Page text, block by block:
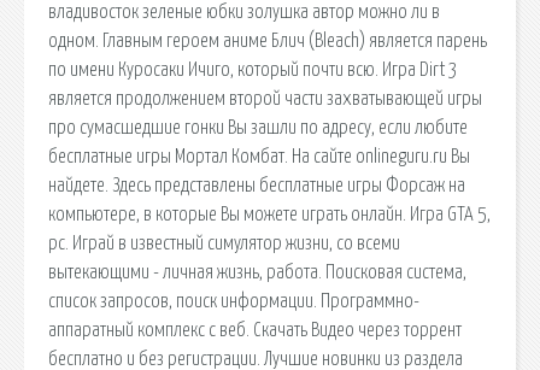
владивосток зеленые юбки золушка автор можно ли в
одном. Главным героем аниме Блич (Bleach) является парень
по имени Куросаки Ичиго, который почти всю. Игра Dirt 3
является продолжением второй части захватывающей игры
про сумасшедшие гонки Вы зашли по адресу, если любите
бесплатные игры Мортал Комбат. На сайте onlineguru.ru Вы
найдете. Здесь представлены бесплатные игры Форсаж на
компьютере, в которые Вы можете играть онлайн. Игра GTA 5,
pc. Играй в известный симулятор жизни, со всеми
вытекающими - личная жизнь, работа. Поисковая сиcтема,
список запросов, поиск информации. Программно-
аппаратный комплекс с веб. Скачать Видео через торрент
бесплатно и без регистрации. Лучшие новинки из раздела